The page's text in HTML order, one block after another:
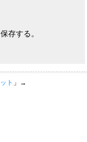
存する。
ト 」→